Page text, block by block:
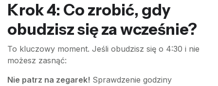
Krok 4: Co zrobić, gdy
obudzisz się za wcześnie?
To kluczowy moment. Jeśli obudzisz się o 4:30 i nie
możesz zasnąć:
Nie patrz na zegarek! Sprawdzenie godziny